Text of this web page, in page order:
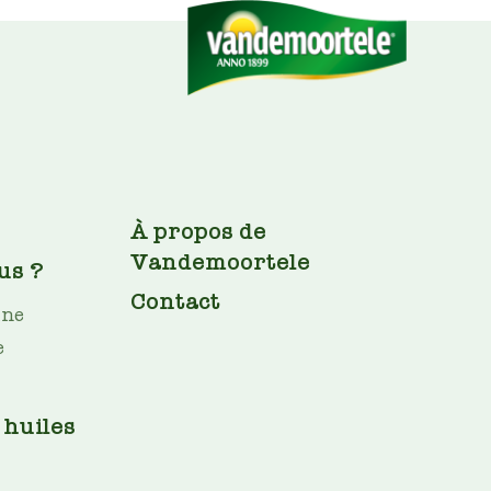
?
huiles
FOOTER
À propos de
Vandemoortele
Contact